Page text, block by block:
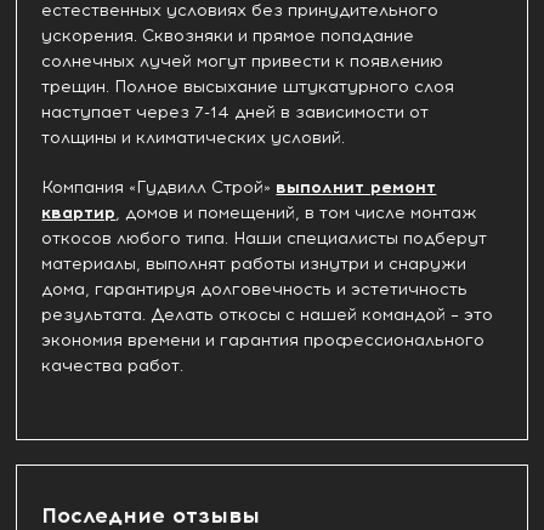
естественных условиях без принудительного
ускорения. Сквозняки и прямое попадание
солнечных лучей могут привести к появлению
трещин. Полное высыхание штукатурного слоя
наступает через 7-14 дней в зависимости от
толщины и климатических условий.
Компания «Гудвилл Строй» выполнит ремонт
квартир, домов и помещений, в том числе монтаж
откосов любого типа. Наши специалисты подберут
материалы, выполнят работы изнутри и снаружи
дома, гарантируя долговечность и эстетичность
результата. Делать откосы с нашей командой – это
экономия времени и гарантия профессионального
качества работ.
Последние отзывы